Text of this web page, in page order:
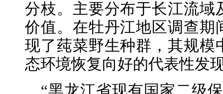
分枝。主要分布于长江流域
价值。在牡丹江地区调查期
现了莼菜野生种群，其规模
态环境恢复向好的代表性发
“黑龙江省现有国家二级